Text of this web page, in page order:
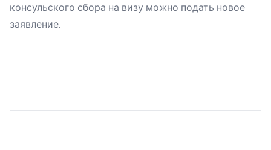
консульского сбора на визу можно подать новое
заявление.